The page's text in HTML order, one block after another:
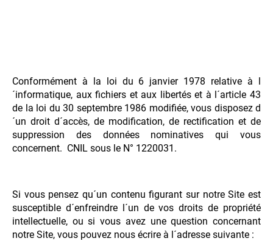
Conformément à la loi du 6 janvier 1978 relative à l
´informatique, aux fichiers et aux libertés et à l´article 43
de la loi du 30 septembre 1986 modifiée, vous disposez d
´un droit d´accès, de modification, de rectification et de
suppression des données nominatives qui vous
concernent. CNIL sous le N° 1220031.
Si vous pensez qu´un contenu figurant sur notre Site est
susceptible d´enfreindre l´un de vos droits de propriété
intellectuelle, ou si vous avez une question concernant
notre Site, vous pouvez nous écrire à l´adresse suivante :